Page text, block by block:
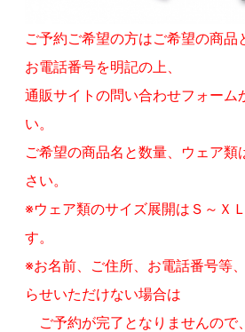
ご予約ご希望の方はご希望の商品
お電話番号を明記の上、
通販サイトの問い合わせフォーム
い。
ご希望の商品名と数量、ウェア類
さい。
※ウェア類のサイズ展開はＳ～Ｘ
す。
※お名前、ご住所、お電話番号等
らせいただけない場合は
ご予約が完了となりませんので